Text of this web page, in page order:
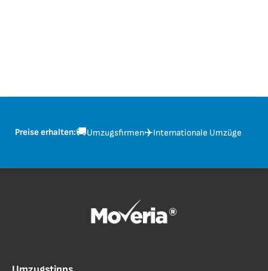
Preise erhalten:🚚Umzugsfirmen✈️Internationale Umzüge